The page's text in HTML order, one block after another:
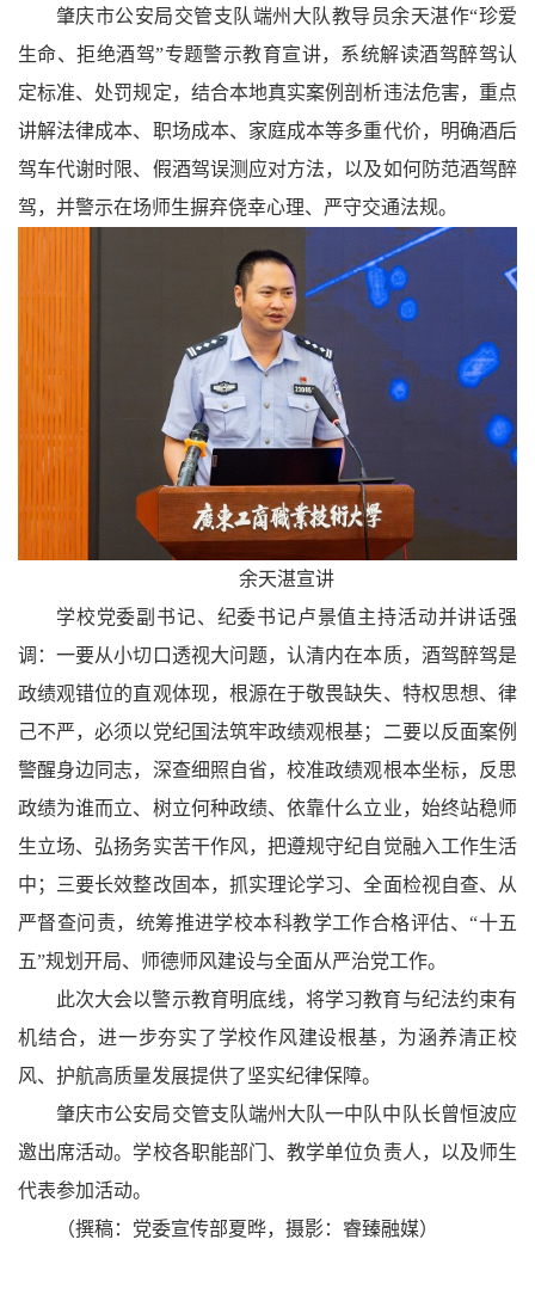
肇庆市公安局交管支队端州大队教导员余天湛作“珍爱
生命、拒绝酒驾”专题警示教育宣讲，系统解读酒驾醉驾认
定标准、处罚规定，结合本地真实案例剖析违法危害，重点
讲解法律成本、职场成本、家庭成本等多重代价，明确酒后
驾车代谢时限、假酒驾误测应对方法，以及如何防范酒驾醉
驾，并警示在场师生摒弃侥幸心理、严守交通法规。
余天湛宣讲
学校党委副书记、纪委书记卢景值主持活动并讲话强
调：一要从小切口透视大问题，认清内在本质，酒驾醉驾是
政绩观错位的直观体现，根源在于敬畏缺失、特权思想、律
己不严，必须以党纪国法筑牢政绩观根基；二要以反面案例
警醒身边同志，深查细照自省，校准政绩观根本坐标，反思
政绩为谁而立、树立何种政绩、依靠什么立业，始终站稳师
生立场、弘扬务实苦干作风，把遵规守纪自觉融入工作生活
中；三要长效整改固本，抓实理论学习、全面检视自查、从
严督查问责，统筹推进学校本科教学工作合格评估、“十五
五”规划开局、师德师风建设与全面从严治党工作。
此次大会以警示教育明底线，将学习教育与纪法约束有
机结合，进一步夯实了学校作风建设根基，为涵养清正校
风、护航高质量发展提供了坚实纪律保障。
肇庆市公安局交管支队端州大队一中队中队长曾恒波应
邀出席活动。学校各职能部门、教学单位负责人，以及师生
代表参加活动。
（撰稿：党委宣传部夏晔，摄影：睿臻融媒）